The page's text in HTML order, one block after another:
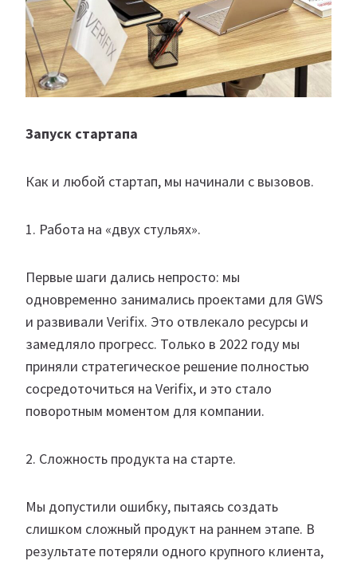
Запуск стартапа
Как и любой стартап, мы начинали с вызовов.
1. Работа на «двух стульях».
Первые шаги дались непросто: мы
одновременно занимались проектами для GWS
и развивали Verifix. Это отвлекало ресурсы и
замедляло прогресс. Только в 2022 году мы
приняли стратегическое решение полностью
сосредоточиться на Verifix, и это стало
поворотным моментом для компании.
2. Сложность продукта на старте.
Мы допустили ошибку, пытаясь создать
слишком сложный продукт на раннем этапе. В
результате потеряли одного крупного клиента,